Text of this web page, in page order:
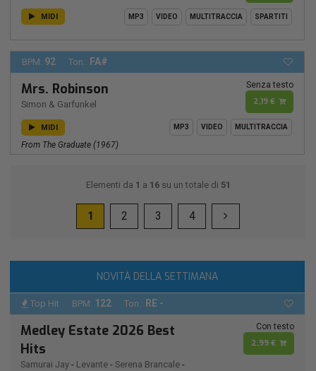
MIDI MP3 VIDEO MULTITRACCIA SPARTITI
BPM: 92 Ton.: FA#
Mrs. Robinson
Simon & Garfunkel
Senza testo
2,19 €
MIDI MP3 VIDEO MULTITRACCIA
From The Graduate (1967)
Elementi da 1 a 16su un totale di 51
1 2 3 4
NOVITÀ DELLA SETTIMANA
Top Hit BPM: 122 Ton.: RE -
Medley Estate 2026 Best
Hits
Samurai Jay - Levante - Serena Brancale -
Con testo
2,99 €